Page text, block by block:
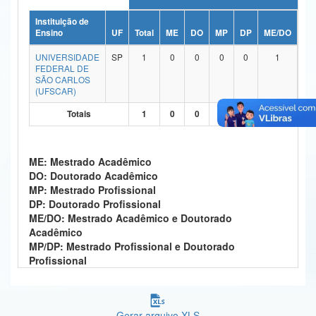
Ministério da Ciência, Tecnologia, Inovações e Comunicações
Ministério do Meio Ambiente
Ministério do Turismo
Ministério do Desenvolvimento Regional
Ministério da Mulher, da Família e dos Direitos Humanos
Secretaria-Geral
Secretaria de Governo
Gabinete de Segurança Institucional
Advocacia-Geral da União
Instituição de
Ensino
UF Total ME DO MP DP ME/DO
UNIVERSIDADE
FEDERAL DE
SÃO CARLOS
(UFSCAR)
SP 1 0 0 0 0 1
Totais 1 0 0 0 1
ME: Mestrado Acadêmico
DO: Doutorado Acadêmico
MP: Mestrado Profissional
DP: Doutorado Profissional
ME/DO: Mestrado Acadêmico e Doutorado
Acadêmico
MP/DP: Mestrado Profissional e Doutorado
Profissional